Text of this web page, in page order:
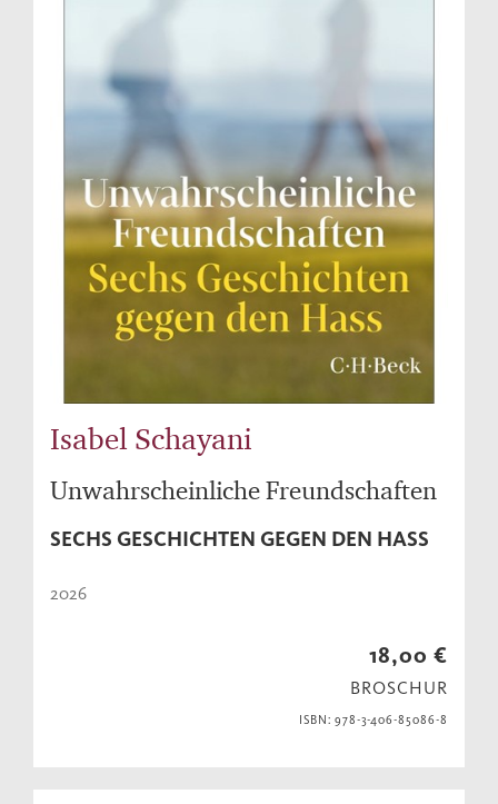
Isabel Schayani
Unwahrscheinliche Freundschaften
SECHS GESCHICHTEN GEGEN DEN HASS
2026
18,00 €
BROSCHUR
ISBN: 978-3-406-85086-8